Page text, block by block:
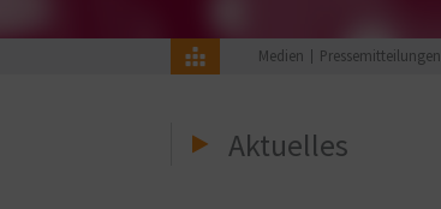
Medien Pressemitteilungen
Aktuelles